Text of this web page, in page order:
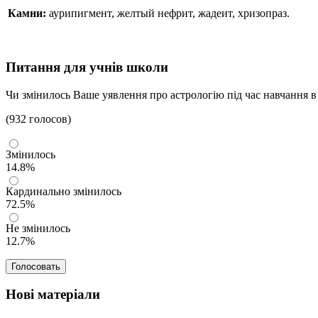
Камни: аурипигмент, желтый нефрит, жадеит, хризопраз.
Питання для учнів школи
Чи змінилось Ваше уявлення про астрологію під час навчання
(932 голосов)
Змінилось
14.8%
Кардинально змінилось
72.5%
Не змінилось
12.7%
Нові матеріали